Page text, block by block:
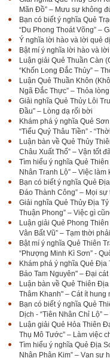
Mãn Đồ” – Mưu sự không
Bạn có biết ý nghĩa Quẻ
“Du Phong Thoát Võng” –
Ý nghĩa lời hào và lời quẻ
Bật mí ý nghĩa lời hào và
Luận giải Quẻ Thuần Càn
“Khốn Long Đắc Thủy” –
Luận Quẻ Thuần Khôn
Ngã Đắc Thực” – Thỏa
Giải nghĩa Quẻ Thủy Lôi
Đầu” – Lòng dạ rối bời
Khám phá ý nghĩa Quẻ
“Tiểu Quỷ Thâu Tiền” -
Luận bàn về Quẻ Thủy
Châu Xuất Thổ” – Vận tốt
Tìm hiểu ý nghĩa Quẻ
Nhân Tranh Lộ” – Việc làm
Bạn có biết ý nghĩa Quẻ
Đáo Thành Công” – Mọi sự
Giải nghĩa Quẻ Thủy Địa
Thuận Phong” – Việc gì
Luận giải Quẻ Phong
Vân Bất Vũ” – Tạm thời
Bật mí ý nghĩa Quẻ Thiên
“Phượng Minh Kì Sơn” -
Khám phá ý nghĩa Quẻ Địa
Báo Tam Nguyên" – Đại
Luận bàn về Quẻ Thiên
Thâm Khanh" – Cát ít hung
Bạn có biết ý nghĩa Quẻ
Dịch - “Tiên Nhân Chỉ Lộ”
Luận giải Quẻ Hỏa Thiên
Thụ Mô Tước” – Làm việc
Tìm hiểu ý nghĩa Quẻ Địa
Nhân Phân Kim” – Vạn sự